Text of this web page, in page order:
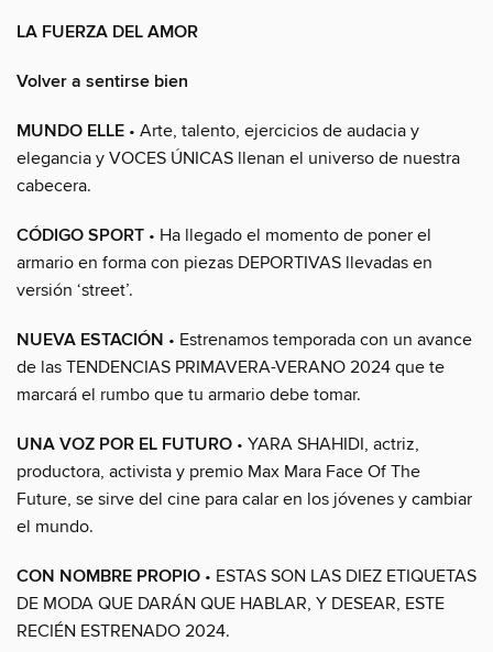
LA FUERZA DEL AMOR
Volver a sentirse bien
MUNDO ELLE • Arte, talento, ejercicios de audacia y
elegancia y VOCES ÚNICAS llenan el universo de nuestra
cabecera.
CÓDIGO SPORT • Ha llegado el momento de poner el
armario en forma con piezas DEPORTIVAS llevadas en
versión ‘street’.
NUEVA ESTACIÓN • Estrenamos temporada con un avance
de las TENDENCIAS PRIMAVERA-VERANO 2024 que te
marcará el rumbo que tu armario debe tomar.
UNA VOZ POR EL FUTURO • YARA SHAHIDI, actriz,
productora, activista y premio Max Mara Face Of The
Future, se sirve del cine para calar en los jóvenes y cambiar
el mundo.
CON NOMBRE PROPIO • ESTAS SON LAS DIEZ ETIQUETAS
DE MODA QUE DARÁN QUE HABLAR, Y DESEAR, ESTE
RECIÉN ESTRENADO 2024.